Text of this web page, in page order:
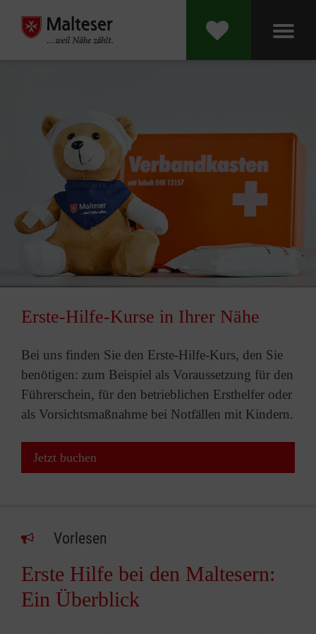
Erste-Hilfe-Kurse in Ihrer Nähe
Bei uns finden Sie den Erste-Hilfe-Kurs, den Sie
benötigen: zum Beispiel als Voraussetzung für den
Führerschein, für den betrieblichen Ersthelfer oder
als Vorsichtsmaßnahme bei Notfällen mit Kindern.
Jetzt buchen
Vorlesen
Erste Hilfe bei den Maltesern:
Ein Überblick